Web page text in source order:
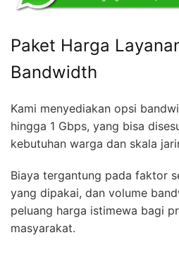
Paket Harga
Bandwidth
Kami menyediakan opsi
hingga 1 Gbps, yang bisa
kebutuhan warga dan skala
Biaya tergantung pada faktor
yang dipakai, dan volume
peluang harga istimewa bagi
masyarakat.